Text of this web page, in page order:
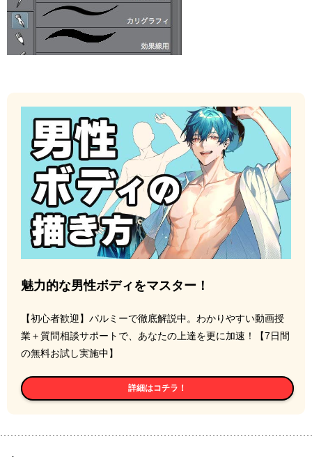
魅力的な男性ボディをマスター！
【初心者歓迎】パルミーで徹底解説中。わかりやすい動画授
業＋質問相談サポートで、あなたの上達を更に加速！【7日間
の無料お試し実施中】
詳細はコチラ！